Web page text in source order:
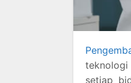
teknologi
setiap